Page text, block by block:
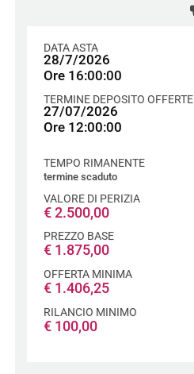
DATA ASTA
28/7/2026
Ore 16:00:00
TERMINE DEPOSITO OFFERTE
27/07/2026
Ore 12:00:00
TEMPO RIMANENTE
termine scaduto
VALORE DI PERIZIA
€2.500,00
PREZZO BASE
€ 1.875,00
OFFERTA MINIMA
€ 1.406,25
RILANCIO MINIMO
€ 100,00